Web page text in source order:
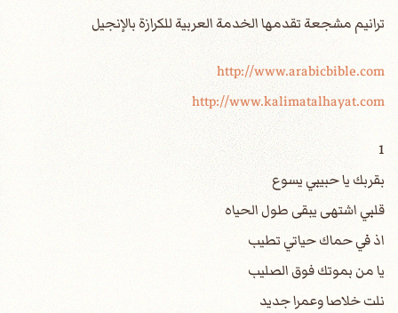
http://www.arabicbible.com
http://www.kalimatalhayat.com
1
بقربك يا حبيبي يسوع
قلبي اشتهى يبقى طول الحياه
اذ في حماك حياتي تطيب
يا من بموتك فوق الصليب
نلت خلاصا وعمرا جديد